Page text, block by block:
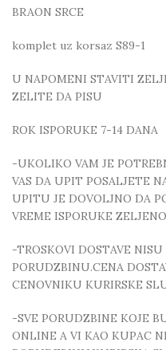
BRAON SRCE
komplet uz korsaz S89-1
U NAPOMENI STAVITI
ZELITE DA PISU
ROK ISPORUKE 7-14 DANA
-UKOLIKO VAM JE
VAS DA UPIT POSALJETE
UPITU JE DOVOLJNO DA
VREME ISPORUKE
-TROSKOVI DOSTAVE
PORUDZBINU.CENA
CENOVNIKU KURIRSKE
-SVE PORUDZBINE KOJE
ONLINE A VI KAO KUPAC